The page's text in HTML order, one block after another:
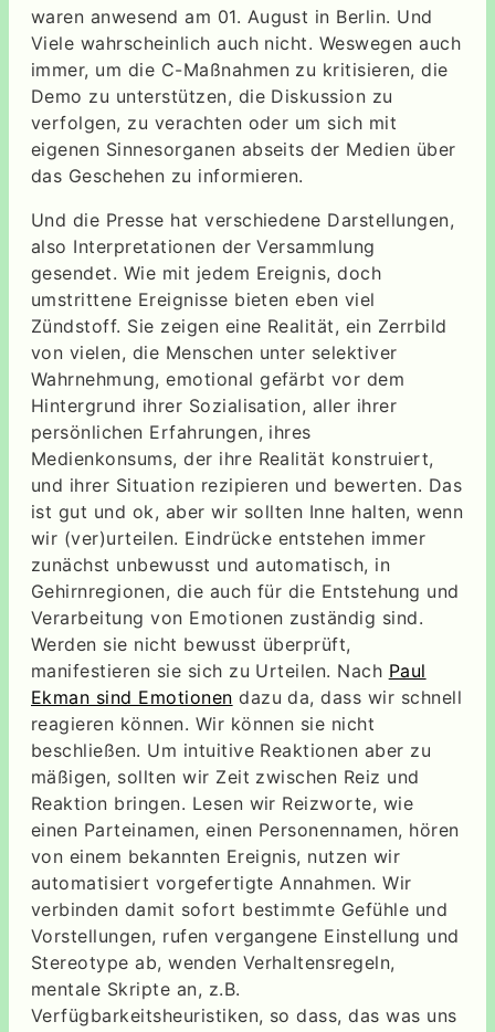
waren anwesend am 01. August in Berlin. Und
Viele wahrscheinlich auch nicht. Weswegen auch
immer, um die C-Maßnahmen zu kritisieren, die
Demo zu unterstützen, die Diskussion zu
verfolgen, zu verachten oder um sich mit
eigenen Sinnesorganen abseits der Medien über
das Geschehen zu informieren.
Und die Presse hat verschiedene Darstellungen,
also Interpretationen der Versammlung
gesendet. Wie mit jedem Ereignis, doch
umstrittene Ereignisse bieten eben viel
Zündstoff. Sie zeigen eine Realität, ein Zerrbild
von vielen, die Menschen unter selektiver
Wahrnehmung, emotional gefärbt vor dem
Hintergrund ihrer Sozialisation, aller ihrer
persönlichen Erfahrungen, ihres
Medienkonsums, der ihre Realität konstruiert,
und ihrer Situation rezipieren und bewerten. Das
ist gut und ok, aber wir sollten Inne halten, wenn
wir (ver)urteilen. Eindrücke entstehen immer
zunächst unbewusst und automatisch, in
Gehirnregionen, die auch für die Entstehung und
Verarbeitung von Emotionen zuständig sind.
Werden sie nicht bewusst überprüft,
manifestieren sie sich zu Urteilen. Nach Paul
Ekman sind Emotionen dazu da, dass wir schnell
reagieren können. Wir können sie nicht
beschließen. Um intuitive Reaktionen aber zu
mäßigen, sollten wir Zeit zwischen Reiz und
Reaktion bringen. Lesen wir Reizworte, wie
einen Parteinamen, einen Personennamen, hören
von einem bekannten Ereignis, nutzen wir
automatisiert vorgefertigte Annahmen. Wir
verbinden damit sofort bestimmte Gefühle und
Vorstellungen, rufen vergangene Einstellung und
Stereotype ab, wenden Verhaltensregeln,
mentale Skripte an, z.B.
Verfügbarkeitsheuristiken, so dass, das was uns